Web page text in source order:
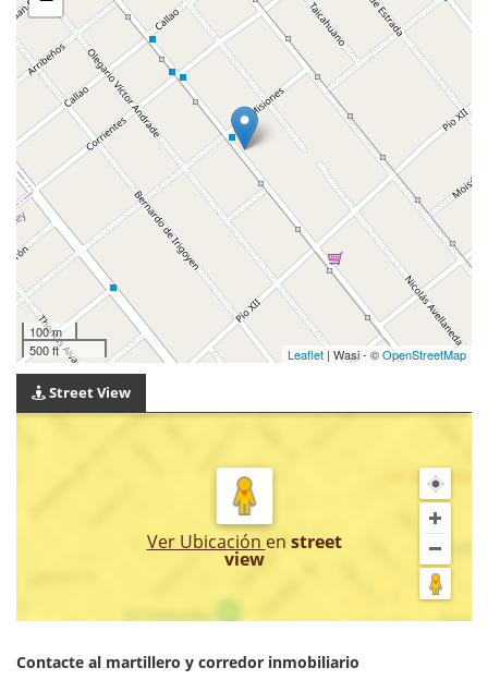
100 m
500 ft
Leaflet | Wasi - ©OpenStreetMap
Street View
Ver Ubicación en street
view
Contacte al martillero y corredor inmobiliario